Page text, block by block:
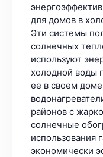
для домов в
Эти системы
солнечных
используют
холодной воды
ее в своем
районов с
солнечные
использования
экономически